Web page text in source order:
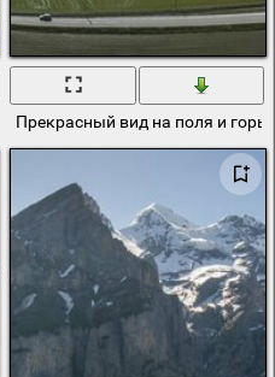
и деревья
Прекрасный вид на поля и